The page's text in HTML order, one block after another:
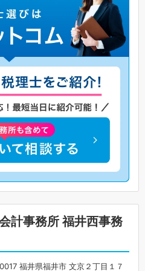
計事務所 福井西事務
福井県福井市 文京２丁目１７